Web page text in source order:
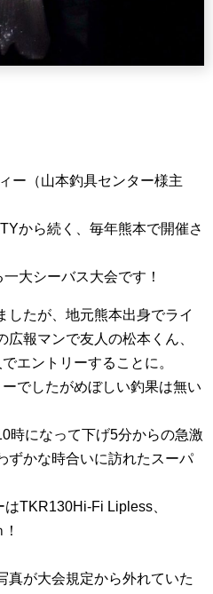
ー（山本釣具センター様主
から続く、毎年熊本で開催さ
大シーバス大会です！
したが、地元熊本出身でライ
報マンで友人の松本くん、
エントリーすることに。
でしたがめぼしい釣果は無い
時になって下げ5分からの急激
ずかな時合いに訪れたスーパ
TKR130Hi-Fi Lipless、
真が大会規定から外れていた